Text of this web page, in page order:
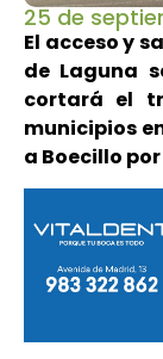
25 de
El acceso y
de Laguna
cortará el
municipios
a Boecillo